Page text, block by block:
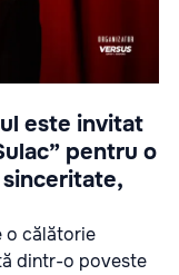
este invitat
pentru o
o călătorie
dintr-o poveste